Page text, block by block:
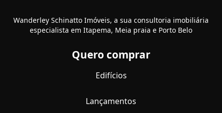
Wanderley Schinatto Imóveis, a sua consultoria imobiliária
especialista em Itapema, Meia praia e Porto Belo
Quero comprar
Edifícios
Lançamentos